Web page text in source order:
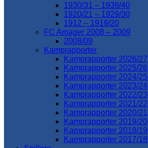
1930/31 – 1939/40
1920/21 – 1929/30
1912 – 1919/20
FC Amager 2008 – 2009
2008/09
Kamprapporter
Kamprapporter 2026/27
Kamprapporter 2025/26
Kamprapporter 2024/25
Kamprapporter 2023/24
Kamprapporter 2022/23
Kamprapporter 2021/22
Kamprapporter 2020/21
Kamprapporter 2019/20
Kamprapporter 2018/19
Kamprapporter 2017/18